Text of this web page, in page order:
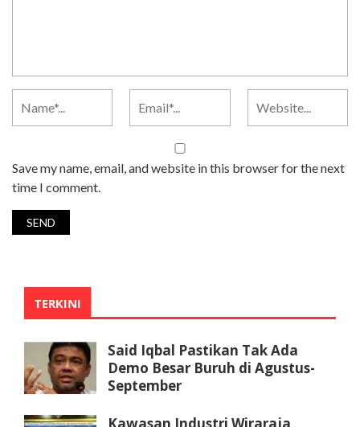
Save my name, email, and website in this browser for the next
time I comment.
TERKINI
Said Iqbal Pastikan Tak Ada
Demo Besar Buruh di Agustus-
September